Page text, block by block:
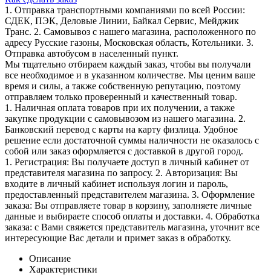
1. Отправка транспортными компаниями по всей России:
СДЕК, ПЭК, Деловые Линии, Байкал Сервис, Мейджик
Транс. 2. Самовывоз с нашего магазина, расположенного по
адресу Русские газоны, Московская область, Котельники. 3.
Отправка автобусом в населенный пункт.
Мы тщательно отбираем каждый заказ, чтобы вы получали
все необходимое и в указанном количестве. Мы ценим ваше
время и силы, а также собственную репутацию, поэтому
отправляем только проверенный и качественный товар.
1. Наличная оплата товаров при их получении, а также
закупке продукции с самовывозом из нашего магазина. 2.
Банковский перевод с карты на карту физлица. Удобное
решение если достаточной суммы наличности не оказалось с
собой или заказ оформляется с доставкой в другой город.
1. Регистрация: Вы получаете доступ в личный кабинет от
представителя магазина по запросу. 2. Авторизация: Вы
входите в личный кабинет используя логин и пароль,
предоставленный представителем магазина. 3. Оформление
заказа: Вы отправляете товар в корзину, заполняете личные
данные и выбираете способ оплаты и доставки. 4. Обработка
заказа: с Вами свяжется представитель магазина, уточнит все
интересующие Вас детали и примет заказ в обработку.
Описание
Характеристики